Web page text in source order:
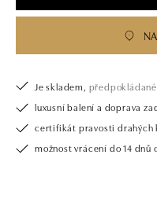
Je skladem, předpokládané
luxusní balení a doprava
certifikát pravosti drahých
možnost vrácení do 14 dnů